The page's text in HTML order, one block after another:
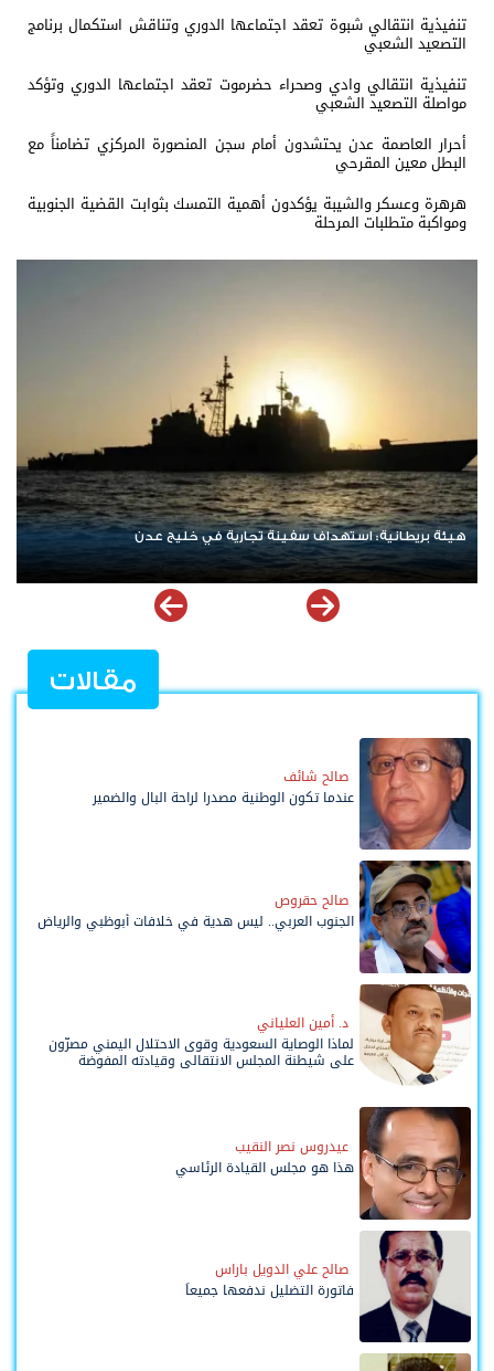
تنفيذية انتقالي شبوة تعقد اجتماعها الدوري وتناقش استكمال برنامج
التصعيد الشعبي
تنفيذية انتقالي وادي وصحراء حضرموت تعقد اجتماعها الدوري وتؤكد
مواصلة التصعيد الشعبي
أحرار العاصمة عدن يحتشدون أمام سجن المنصورة المركزي تضامناً مع
البطل معين المقرحي
هرهرة وعسكر والشيبة يؤكدون أهمية التمسك بثوابت القضية الجنوبية
ومواكبة متطلبات المرحلة
نتنياهو يرفض الانسحاب من غزة ويعلن رفضه لمسودة أمريكية
مقالات
صالح شائف
عندما تكون الوطنية مصدرا لراحة البال والضمير
صالح حقروص
الجنوب العربي.. ليس هدية في خلافات أبوظبي والرياض
د. أمين العلياني
لماذا الوصاية السعودية وقوى الاحتلال اليمني مصرّون
على شيطنة المجلس الانتقالي وقيادته المفوضة
عيدروس نصر النقيب
هذا هو مجلس القيادة الرئاسي
صالح علي الدويل باراس
فاتورة التضليل ندفعها جميعاً